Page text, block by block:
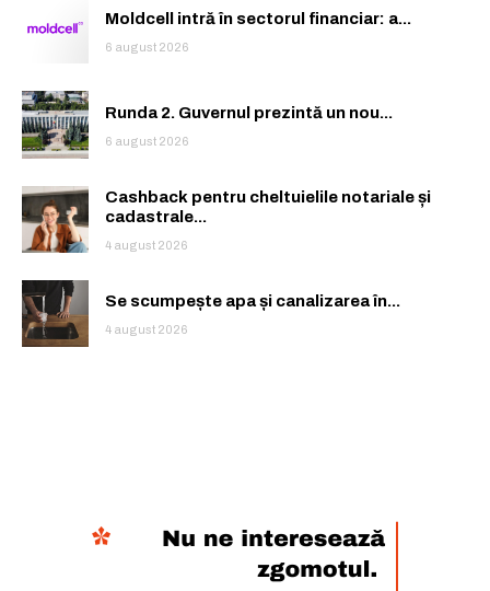
Rămâi conectat la lumea afacerilor și
a ideilor care inspiră.
Rămâi conectat la lumea afacerilor și
a ideilor care inspiră.
Moldcell intră în sectorul financiar: a...
6 august 2026
Runda 2. Guvernul prezintă un nou...
6 august 2026
Cashback pentru cheltuielile notariale și
cadastrale...
4 august 2026
Se scumpește apa și canalizarea în...
4 august 2026